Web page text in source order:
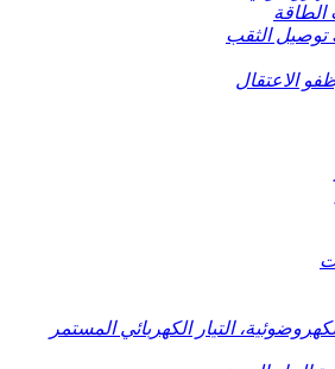
الطاقة
الثقب
الاعتقال
التيار الكهربائي المستمر